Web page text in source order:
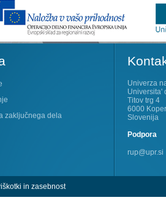
zaključnega dela
Univerza
Universita'
Titov trg 4
6000 Koper
Slovenija
Podpora
rup@upr.si
in zasebnost